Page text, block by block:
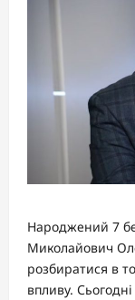
Народжений 7
Миколайович
розбиратися в
впливу.